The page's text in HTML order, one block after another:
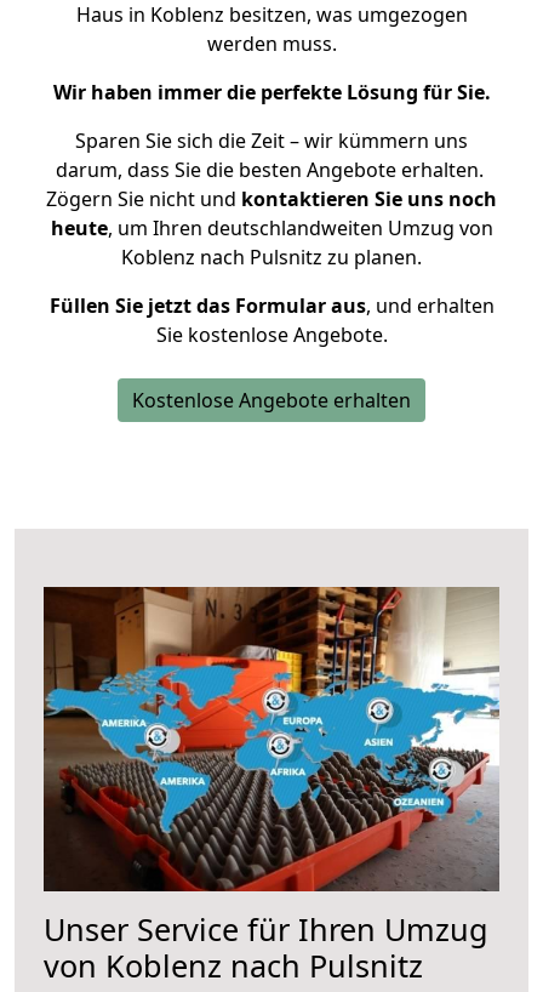
Haus in Koblenz besitzen, was umgezogen
werden muss.
Wir haben immer die perfekte Lösung für Sie.
Sparen Sie sich die Zeit – wir kümmern uns
darum, dass Sie die besten Angebote erhalten.
Zögern Sie nicht und kontaktieren Sie uns noch
heute, um Ihren deutschlandweiten Umzug von
Koblenz nach Pulsnitz zu planen.
Füllen Sie jetzt das Formular aus, und erhalten
Sie kostenlose Angebote.
Kostenlose Angebote erhalten
Unser Service für Ihren Umzug
von Koblenz nach Pulsnitz